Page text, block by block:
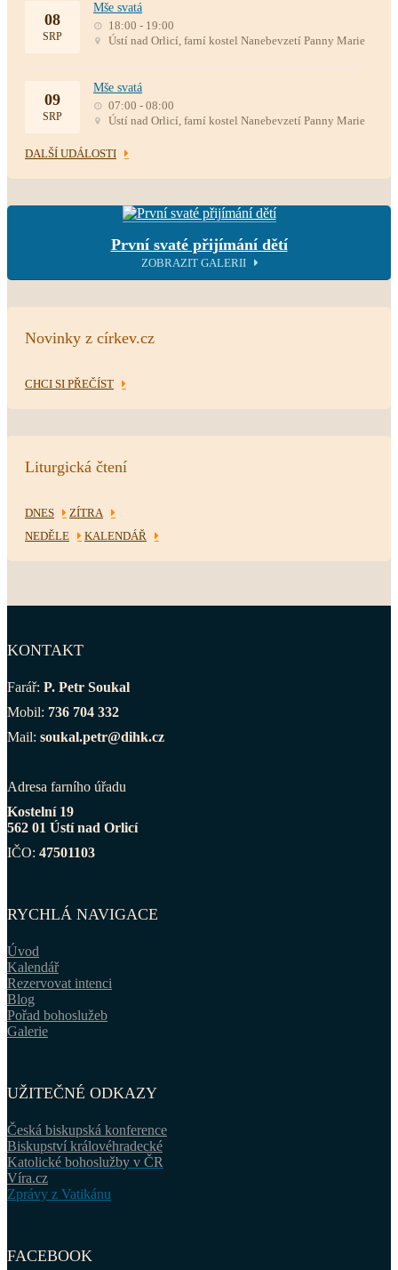
08
SRP
Mše svatá
18:00 - 19:00
Ústí nad Orlicí, farní kostel Nanebevzetí Panny Marie
09
SRP
Mše svatá
07:00 - 08:00
Ústí nad Orlicí, farní kostel Nanebevzetí Panny Marie
DALŠÍ UDÁLOSTI
První svaté přijímání dětí
ZOBRAZIT GALERII
Novinky z církev.cz
CHCI SI PŘEČÍST
Liturgická čtení
DNES
ZÍTRA
NEDĚLE
KALENDÁŘ
KONTAKT
Farář: P. Petr Soukal
Mobil: 736 704 332
Mail: soukal.petr@dihk.cz
Adresa farního úřadu
Kostelní 19
562 01 Ústí nad Orlicí
IČO: 47501103
RYCHLÁ NAVIGACE
Úvod
Kalendář
Rezervovat intenci
Blog
Pořad bohoslužeb
Galerie
UŽITEČNÉ ODKAZY
Česká biskupská konference
Biskupství královéhradecké
Katolické bohoslužby v ČR
Víra.cz
Zprávy z Vatikánu
FACEBOOK